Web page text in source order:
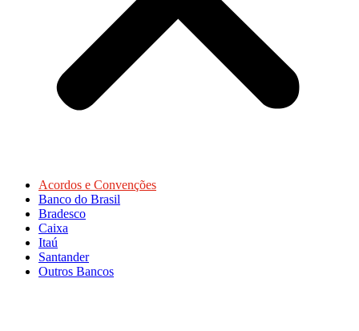
Acordos e Convenções
Banco do Brasil
Bradesco
Caixa
Itaú
Santander
Outros Bancos